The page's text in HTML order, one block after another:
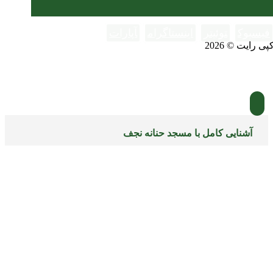
رایت © 2026
آشنایی کامل با مسجد حنانه نجف